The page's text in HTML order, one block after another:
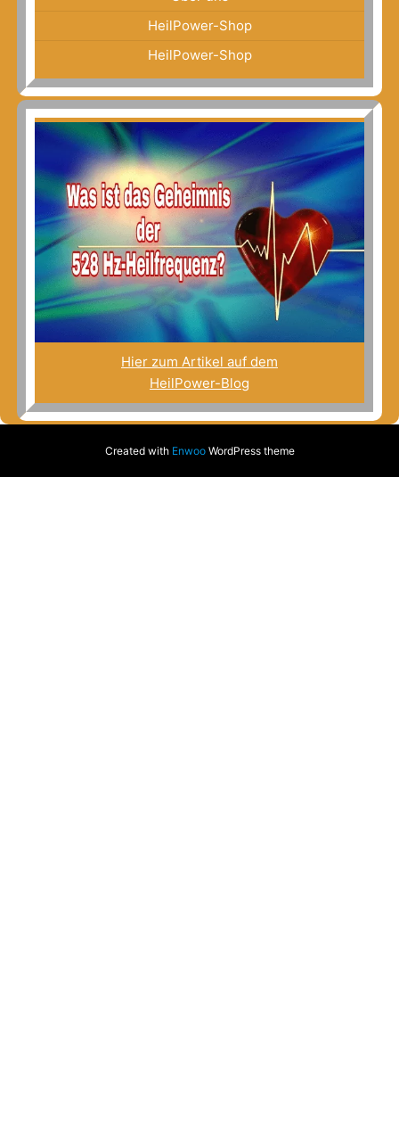
HeilPower-Shop
HeilPower-Shop
Hier zum Artikel auf dem
HeilPower-Blog
Created with EnwooWordPress theme